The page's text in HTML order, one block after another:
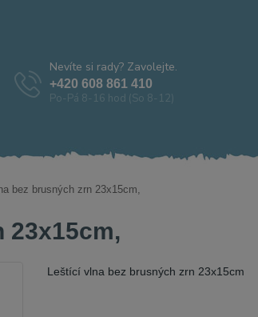
Nevíte si rady? Zavolejte.
+420 608 861 410
Po-Pá 8-16 hod (So 8-12)
bez brusných zrn 23x15cm,
23x15cm,
Leštící vlna bez brusných zrn 23x15cm